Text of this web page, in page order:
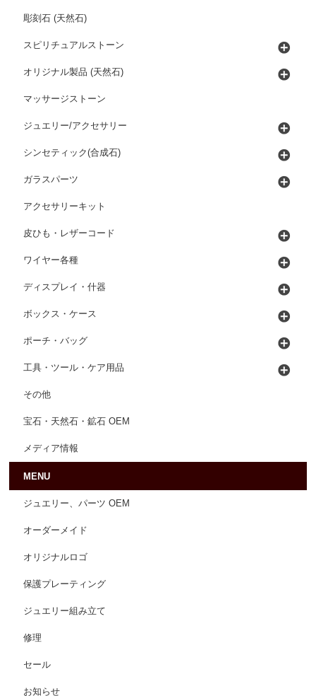
彫刻石 (天然石)
スピリチュアルストーン
オリジナル製品 (天然石)
マッサージストーン
ジュエリー/アクセサリー
シンセティック(合成石)
ガラスパーツ
アクセサリーキット
皮ひも・レザーコード
ワイヤー各種
ディスプレイ・什器
ボックス・ケース
ポーチ・バッグ
工具・ツール・ケア用品
その他
宝石・天然石・鉱石 OEM
メディア情報
MENU
ジュエリー、パーツ OEM
オーダーメイド
オリジナルロゴ
保護プレーティング
ジュエリー組み立て
修理
セール
お知らせ